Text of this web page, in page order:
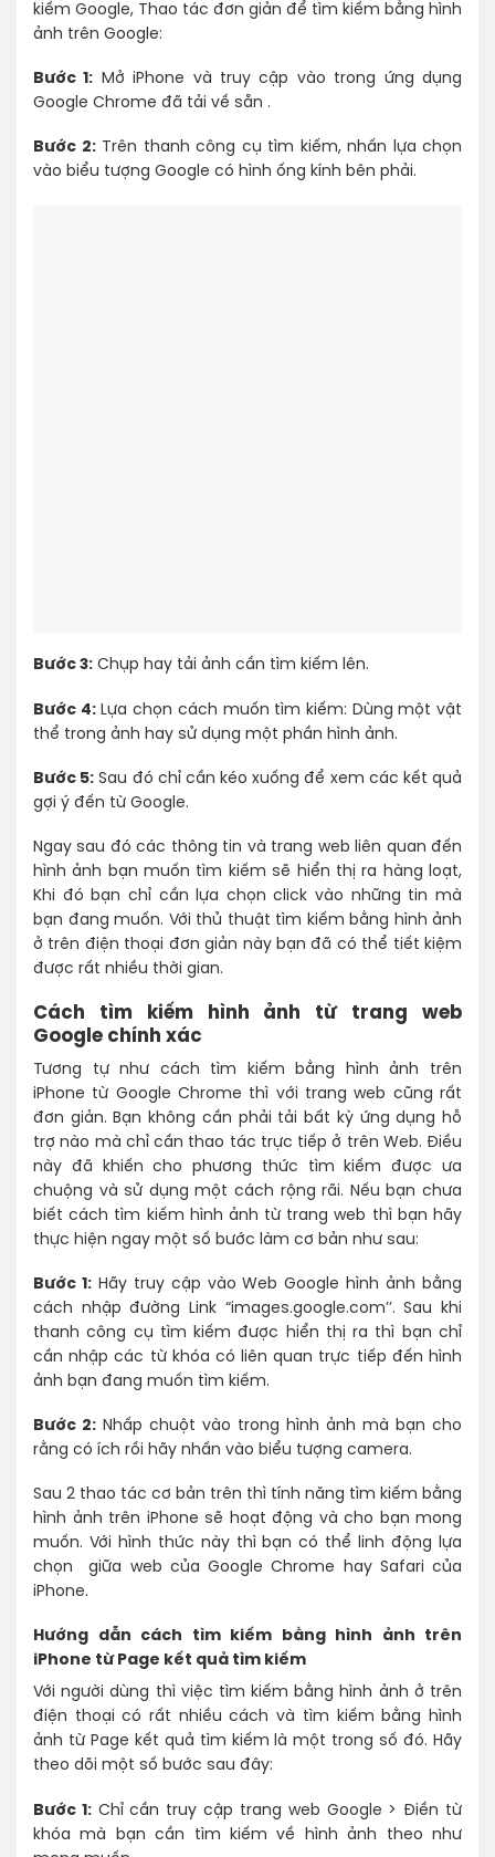
kiếm Google, Thao tác đơn giản để tìm kiếm bằng hình
ảnh trên Google:
Bước 1: Mở iPhone và truy cập vào trong ứng dụng
Google Chrome đã tải về sẵn .
Bước 2:Trên thanh công cụ tìm kiếm, nhấn lựa chọn
vào biểu tượng Google có hình ống kính bên phải.
Bước 3: Chụp hay tải ảnh cần tìm kiếm lên.
Bước 4:Lựa chọn cách muốn tìm kiếm: Dùng một vật
thể trong ảnh hay sử dụng một phần hình ảnh.
Bước 5: Sau đó chỉ cần kéo xuống để xem các kết quả
gợi ý đến từ Google.
Ngay sau đó các thông tin và trang web liên quan đến
hình ảnh bạn muốn tìm kiếm sẽ hiển thị ra hàng loạt,
Khi đó bạn chỉ cần lựa chọn click vào những tin mà
bạn đang muốn. Với thủ thuật tìm kiếm bằng hình ảnh
ở trên điện thoại đơn giản này bạn đã có thể tiết kiệm
được rất nhiều thời gian.
Cách tìm kiếm hình ảnh từ trang web
Google chính xác
Tương tự như cách tìm kiếm bằng hình ảnh trên
iPhone từ Google Chrome thì với trang web cũng rất
đơn giản. Bạn không cần phải tải bất kỳ ứng dụng hỗ
trợ nào mà chỉ cần thao tác trực tiếp ở trên Web. Điều
này đã khiến cho phương thức tìm kiếm được ưa
chuộng và sử dụng một cách rộng rãi. Nếu bạn chưa
biết cách tìm kiếm hình ảnh từ trang web thì bạn hãy
thực hiện ngay một số bước làm cơ bản như sau:
Bước 1:Hãy truy cập vào Web Google hình ảnh bằng
cách nhập đường Link “images.google.com’’. Sau khi
thanh công cụ tìm kiếm được hiển thị ra thì bạn chỉ
cần nhập các từ khóa có liên quan trực tiếp đến hình
ảnh bạn đang muốn tìm kiếm.
Bước 2: Nhấp chuột vào trong hình ảnh mà bạn cho
rằng có ích rồi hãy nhấn vào biểu tượng camera.
Sau 2 thao tác cơ bản trên thì tính năng tìm kiếm bằng
hình ảnh trên iPhone sẽ hoạt động và cho bạn mong
muốn. Với hình thức này thì bạn có thể linh động lựa
chọn giữa web của Google Chrome hay Safari của
iPhone.
Hướng dẫn cách tìm kiếm bằng hình ảnh trên
iPhone từ Page kết quả tìm kiếm
Với người dùng thì việc tìm kiếm bằng hình ảnh ở trên
điện thoại có rất nhiều cách và tìm kiếm bằng hình
ảnh từ Page kết quả tìm kiếm là một trong số đó. Hãy
theo dõi một số bước sau đây:
Bước 1:Chỉ cần truy cập trang web Google > Điền từ
khóa mà bạn cần tìm kiếm về hình ảnh theo như